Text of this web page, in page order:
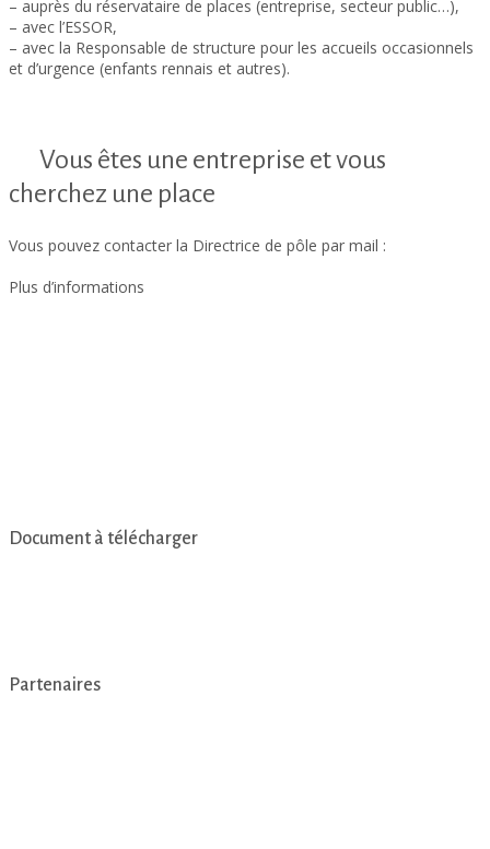
– auprès du réservataire de places (entreprise, secteur public…),
– avec l’ESSOR,
– avec la Responsable de structure pour les accueils occasionnels
et d’urgence (enfants rennais et autres).
Vous êtes une entreprise et vous
cherchez une place
Vous pouvez contacter la Directrice de pôle par mail :
Plus d’informations
Document à télécharger
Partenaires